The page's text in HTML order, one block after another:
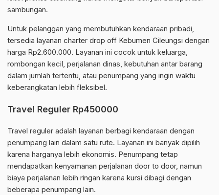
sambungan.
Untuk pelanggan yang membutuhkan kendaraan pribadi,
tersedia layanan charter drop off Kebumen Cileungsi dengan
harga Rp2.600.000. Layanan ini cocok untuk keluarga,
rombongan kecil, perjalanan dinas, kebutuhan antar barang
dalam jumlah tertentu, atau penumpang yang ingin waktu
keberangkatan lebih fleksibel.
Travel Reguler Rp450000
Travel reguler adalah layanan berbagi kendaraan dengan
penumpang lain dalam satu rute. Layanan ini banyak dipilih
karena harganya lebih ekonomis. Penumpang tetap
mendapatkan kenyamanan perjalanan door to door, namun
biaya perjalanan lebih ringan karena kursi dibagi dengan
beberapa penumpang lain.